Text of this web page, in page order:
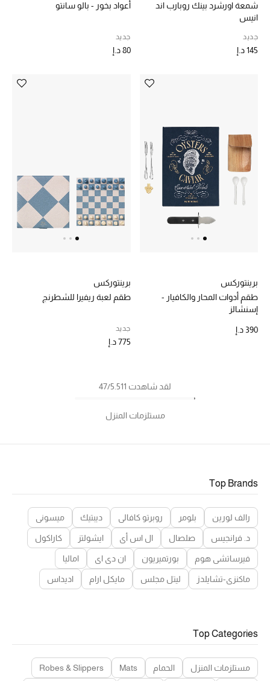
شمعة اورشرد بينك روبارب اند
انيس
جديد
145 د.إ
أعواد بخور - بالو سانتو
جديد
80 د.إ
برينتوركس
طقم أدوات المحار والكافيار -
إسنشالز
390 د.إ
برينتوركس
طقم لعبة ريفيرا للشطرنج
جديد
775 د.إ
لقد شاهدت 47/5.511
مستلزمات المنزل
Top Brands
رالف لورين بلومر روبرتو كافالي ديبتيك ميسوني
د. فرانجيس صلصال ال اس أي ايشولتز كاراكول
فيرساتشي هوم بورتميريون ان دي اي اماليا
ماكنزي-تشايلدز ليتل مجلس مايكل ارام اديداس
Top Categories
مستلزمات المنزل الحمام Mats
Robes & Slippers